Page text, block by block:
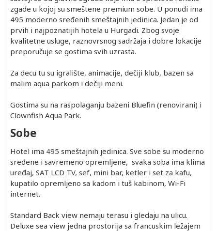
zgade u kojoj su smeštene premium sobe. U ponudi ima
495 moderno sređenih smeštajnih jedinica. Jedan je od
prvih i najpoznatijih hotela u Hurgadi. Zbog svoje
kvalitetne usluge, raznovrsnog sadržaja i dobre lokacije
preporučuje se gostima svih uzrasta.
Za decu tu su igralište, animacije, dečiji klub, bazen sa
malim aqua parkom i dečiji meni.
Gostima su na raspolaganju bazeni Bluefin (renovirani) i
Clownfish Aqua Park.
Sobe
Hotel ima 495 smeštajnih jedinica. Sve sobe su moderno
sređene i savremeno opremljene, svaka soba ima klima
uređaj, SAT LCD TV, sef, mini bar, ketler i set za kafu,
kupatilo opremljeno sa kadom i tuš kabinom, Wi-Fi
internet.
Standard Back view nemaju terasu i gledaju na ulicu.
Deluxe sea view jedna prostorija sa francuskim ležajem